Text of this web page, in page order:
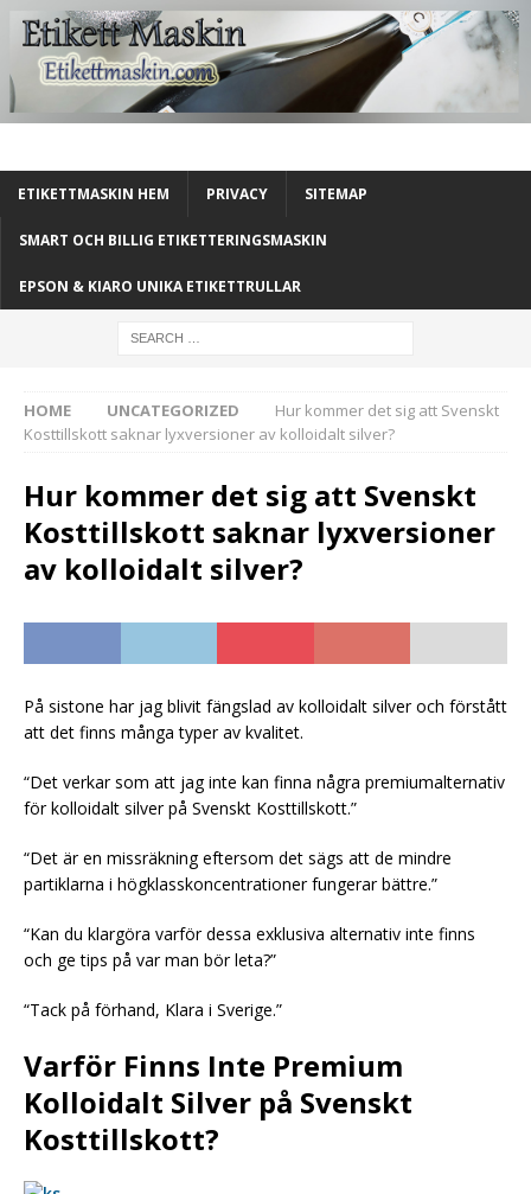
ETIKETTMASKIN HEM PRIVACY SITEMAP
SMART OCH BILLIG ETIKETTERINGSMASKIN
EPSON & KIARO UNIKA ETIKETTRULLAR
HOME UNCATEGORIZED
Hur kommer det sig att Svenskt
Kosttillskott saknar lyxversioner av kolloidalt silver?
Hur kommer det sig att Svenskt
Kosttillskott saknar lyxversioner
av kolloidalt silver?
På sistone har jag blivit fängslad av kolloidalt silver och förstått
att det finns många typer av kvalitet.
“Det verkar som att jag inte kan finna några premiumalternativ
för kolloidalt silver på Svenskt Kosttillskott.”
“Det är en missräkning eftersom det sägs att de mindre
partiklarna i högklasskoncentrationer fungerar bättre.”
“Kan du klargöra varför dessa exklusiva alternativ inte finns
och ge tips på var man bör leta?”
“Tack på förhand, Klara i Sverige.”
Varför Finns Inte Premium
Kolloidalt Silver på Svenskt
Kosttillskott?